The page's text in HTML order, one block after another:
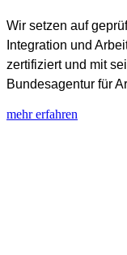
Wir setzen auf
Integration und
zertifiziert und mit
Bundesagentur für
mehr erfahren